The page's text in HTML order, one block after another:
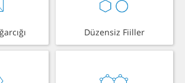
Düzensiz Fiiller